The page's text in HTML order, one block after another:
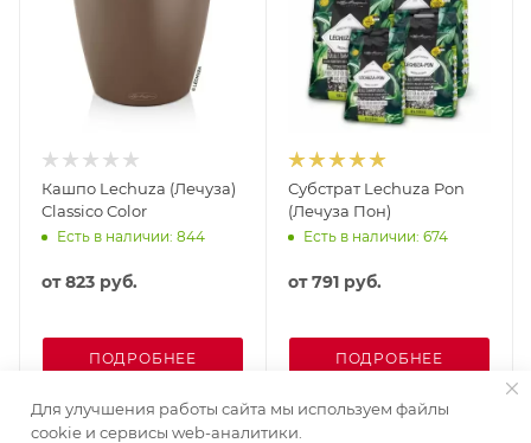
Кашпо Lechuza (Лечуза)
Classico Color
Есть в наличии: 844
от823 руб.
ПОДРОБНЕЕ
Субстрат Lechuza Pon
(Лечуза Пон)
Есть в наличии: 674
от791 руб.
ПОДРОБНЕЕ
Для улучшения работы сайта мы используем файлы
cookie и сервисы web-аналитики.